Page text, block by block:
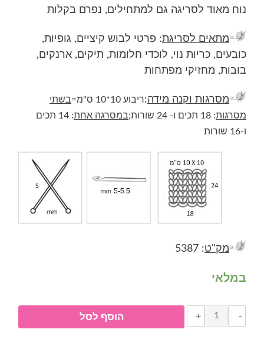
נוח מאוד לסריגה גם למתחילים, נפרם בקלות
מתאים לסריגת: פרטי לבוש קיציים, גופיות,
כובעים, כריות נוי, לוכדי חלומות, תיקים, ארנקים,
בובות, מחזיקי מפתחות
מסרגות וקנה מידה:ריבוע 10*10 ס"מ=
בשתי
מסרגות: 18 תכים ו- 24 שורות; במסרגה אחת
: 14 תכים
ו-16 שורות
מק"ט: 5387
במלאי
-
כמות
של
+ הוסף לסל